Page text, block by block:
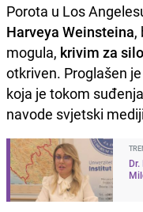
Porota u Los
Harveya Weinsteina,
mogula, krivim za
otkriven. Proglašen
koja je tokom
navode svjetski